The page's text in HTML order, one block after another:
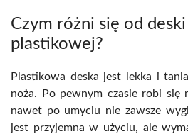
Czym różni się od
plastikowej?
Plastikowa deska jest lekka i
noża. Po pewnym czasie robi się
nawet po umyciu nie zawsze
jest przyjemna w użyciu, ale